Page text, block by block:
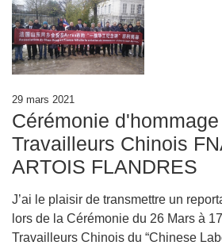
29 mars 2021
Cérémonie
Travailleurs Chinois
ARTOIS FLANDRES
J’ai le plaisir de transmettre un
lors de la Cérémonie du 26 Mars à
Travailleurs Chinois du “Chinese